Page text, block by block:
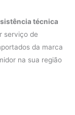
técnica
serviço de
da marca
na sua região